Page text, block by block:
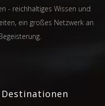
- reichhaltiges Wissen und
ein großes Netzwerk an
Destinationen